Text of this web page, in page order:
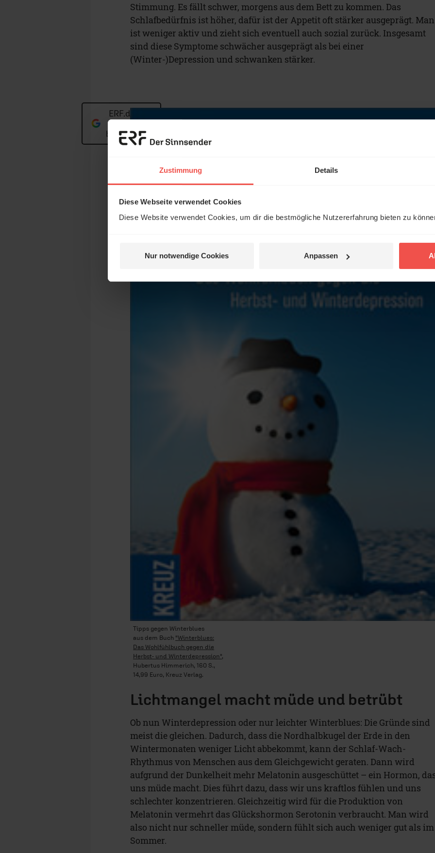
Zustimmung Details
Diese Webseite verwendet Cookies
Diese Website verwendet Cookies, um dir die bestmögliche Nutzererfahrung bieten zu
Nur notwendige Cookies Anpassen
Stimmung. Es fällt schwer, morgens aus dem Bett zu kommen. Das
Schlafbedürfnis ist höher, dafür ist der Appetit oft stärker ausgeprägt. Man
ist weniger aktiv und zieht sich eventuell auch sozial zurück. Insgesamt
sind diese Symptome schwächer ausgeprägt als bei einer
(Winter-)Depression und schwanken stärker.
Tipps gegen Winterblues
aus dem Buch "Winterblues:
Das Wohlfühlbuch gegen die
Herbst- und Winterdepression",
Hubertus Himmerich, 160 S.,
14,99 Euro, Kreuz Verlag.
ERF.de auf
bevorzugen
Lichtmangel macht müde und betrübt
Ob nun Winterdepression oder nur leichter Winterblues: Die Gründe sind
meist die gleichen. Dadurch, dass die Nordhalbkugel der Erde in den
Wintermonaten weniger Licht abbekommt, kann der Schlaf-Wach-
Rhythmus von Menschen aus dem Gleichgewicht geraten. Dann wird
aufgrund der Dunkelheit mehr Melatonin ausgeschüttet – ein Hormon,
uns müde macht. Dies führt dazu, dass wir uns kraftlos fühlen und uns
schlechter konzentrieren. Gleichzeitig wird für die Produktion von
Melatonin vermehrt das Glückshormon Serotonin verbraucht. Man wird
also nicht nur schneller müde, sondern fühlt sich auch weniger gut als im
Sommer.